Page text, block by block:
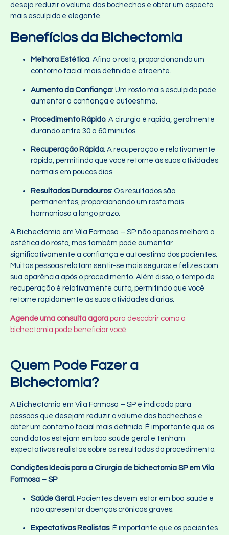
deseja reduzir o volume das bochechas e obter um aspecto
mais esculpido e elegante.
Benefícios da Bichectomia
Melhora Estética: Afina o rosto, proporcionando um
contorno facial mais definido e atraente.
Aumento da Confiança: Um rosto mais esculpido pode
aumentar a confiança e autoestima.
Procedimento Rápido: A cirurgia é rápida, geralmente
durando entre 30 a 60 minutos.
Recuperação Rápida: A recuperação é relativamente
rápida, permitindo que você retorne às suas atividades
normais em poucos dias.
Resultados Duradouros: Os resultados são
permanentes, proporcionando um rosto mais
harmonioso a longo prazo.
A Bichectomia em Vila Formosa – SP não apenas melhora a
estética do rosto, mas também pode aumentar
significativamente a confiança e autoestima dos pacientes.
Muitas pessoas relatam sentir-se mais seguras e felizes com
sua aparência após o procedimento. Além disso, o tempo de
recuperação é relativamente curto, permitindo que você
retorne rapidamente às suas atividades diárias.
Agende uma consulta agora para descobrir como a
bichectomia pode beneficiar você.
Quem Pode Fazer a
Bichectomia?
A Bichectomia em Vila Formosa – SP é indicada para
pessoas que desejam reduzir o volume das bochechas e
obter um contorno facial mais definido. É importante que os
candidatos estejam em boa saúde geral e tenham
expectativas realistas sobre os resultados do procedimento.
Condições Ideais para a Cirurgia de bichectomia SP em Vila
Formosa – SP
Saúde Geral : Pacientes devem estar em boa saúde e
não apresentar doenças crônicas graves.
Expectativas Realistas: É importante que os pacientes